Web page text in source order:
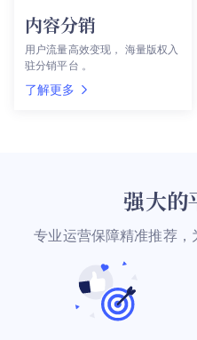
内容分销
用户流量高效变现
海量版权入
驻分销平台
了解更多
强大的
专业运营保障精准推荐